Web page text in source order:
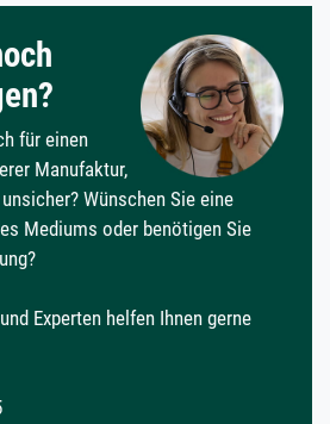
für einen
Manufaktur,
Wünschen Sie eine
Mediums oder benötigen Sie
Experten helfen Ihnen gerne